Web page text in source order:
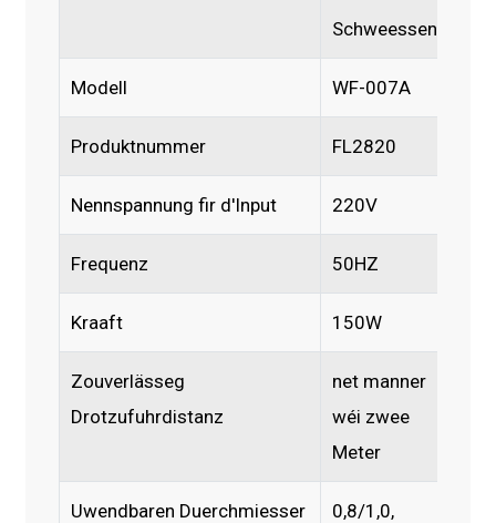
Schweessen
Modell WF-007A
Produktnummer FL2820
Nennspannung fir d'Input 220V
Frequenz 50HZ
Kraaft 150W
Zouverlässeg
Drotzufuhrdistanz
net manner
wéi zwee
Meter
Uwendbaren Duerchmiesser
0,8/1,0,